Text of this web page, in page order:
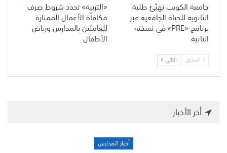
جامعة الكويت تهيّئ طلبة
الثانوية للحياة الجامعية عبر
برنامج «PRE» في نسخته
الثانية
«التربية» تحدد شروط صرف
مكافأة الأعمال الممتازة
للعاملين بالمدارس ورياض
الأطفال
السابق التالي
أخر الأخبار
أخبار المدارس